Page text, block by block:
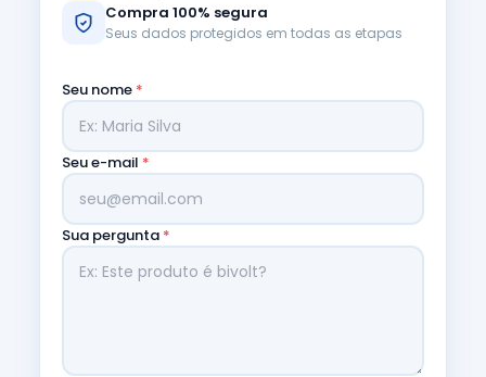
Compra 100% segura
Seus dados protegidos em todas as etapas
Seu nome *
Seu e-mail *
Sua pergunta *